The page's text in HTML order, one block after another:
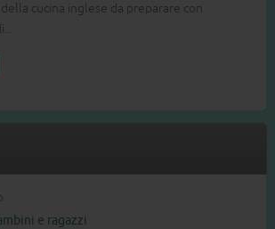
buono per ogni occasione.
e ragazzi